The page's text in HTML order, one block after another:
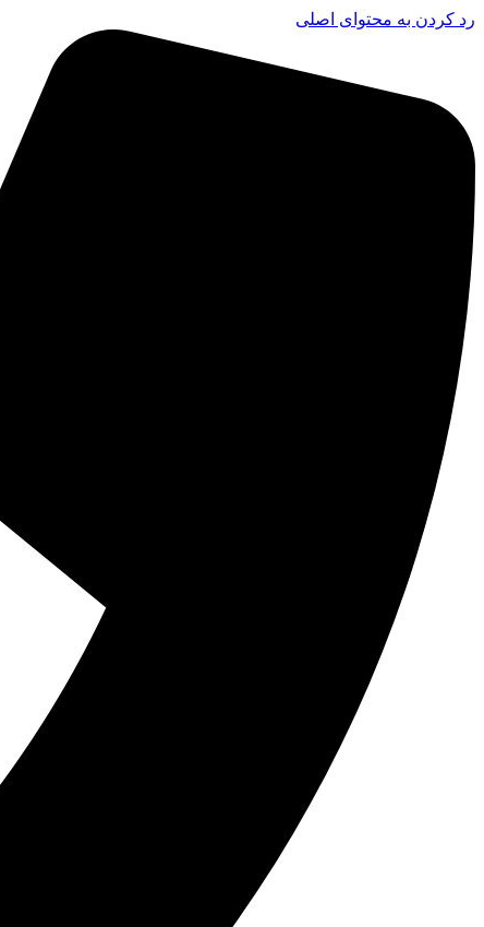
رد کردن به محتوای اصلی